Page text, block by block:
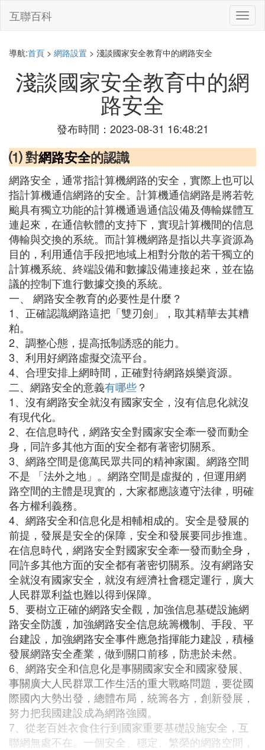
切
換
互聯百科
導航:首頁 > 網路設置 > 淺談國家安全教育中的網路安全
淺談國家安全教育中的網
路安全
發布時間：2023-08-31 16:48:21
⑴ 對網路安全的認識
網路安全，通常指計算機網路的安全，實際上也可以
指計算機通信網路的安全。計算機通信網路是將若乾
颱具有獨立功能的計算機通過通信設備及傳輸媒體互
連起來，在通信軟體的支持下，實現計算機間的信息
傳輸與交換的系統。而計算機網路是指以共享資源為
目的，利用通信手段把地域上相對分散的若干獨立的
計算機系統、終端設備和數據設備連接起來，並在協
議的控制下進行數據交換的系統。
一、 網路安全教育的必要性是什麼？
1、正確認識網路這把「雙刃劍」，取其精華去其糟
粕。
2、調整心態，提高抵制誘惑的能力。
3、利用好網路虛擬交流平台。
4、合理安排上網時間，正確對待網路娛樂資源。
二、網路安全的意義有哪些？
1、沒有網路安全就沒有國家安全，沒有信息化就沒
有現代化。
2、在信息時代，網路安全對國家安全牽一發而動全
身，同許多其他方面的安全都有著密切關系。
3、網路空間是億萬民眾共同的精神家園。網路空間
不是 「法外之地」。網路空間是虛擬的，但運用網
路空間的主體是現實的，大家都應該遵守法律，明確
各方權利義務。
4、網路安全和信息化是相輔相成的。安全是發展的
前提，發展是安全的保障，安全和發展要同步推進。
在信息時代，網路安全對國家安全牽一發而動全身，
同許多其他方面的安全都有著密切關系。沒有網路安
全就沒有國家安全，就沒有經濟社會穩定運行，廣大
人民群眾利益也難以得到保障。
5、要樹立正確的網路安全觀，加強信息基礎設施網
路安全防護，加強網路安全信息統籌機制、手段、平
台建設，加強網路安全事件應急指揮能力建設，積極
發展網路安全產業，做到關口前移，防患於未然。
6、網路安全和信息化是事關國家安全和國家發展、
事關廣大人民群眾工作生活的重大戰略問題，要從國
際國內大勢出發，總體布局，統籌各方，創新發展，
努力把我國建設成為網路強國。
7、從老百姓衣食住行到國家重要基礎設施安全，互
聯網無處不在。一個安全、穩定、繁榮的網路空間，